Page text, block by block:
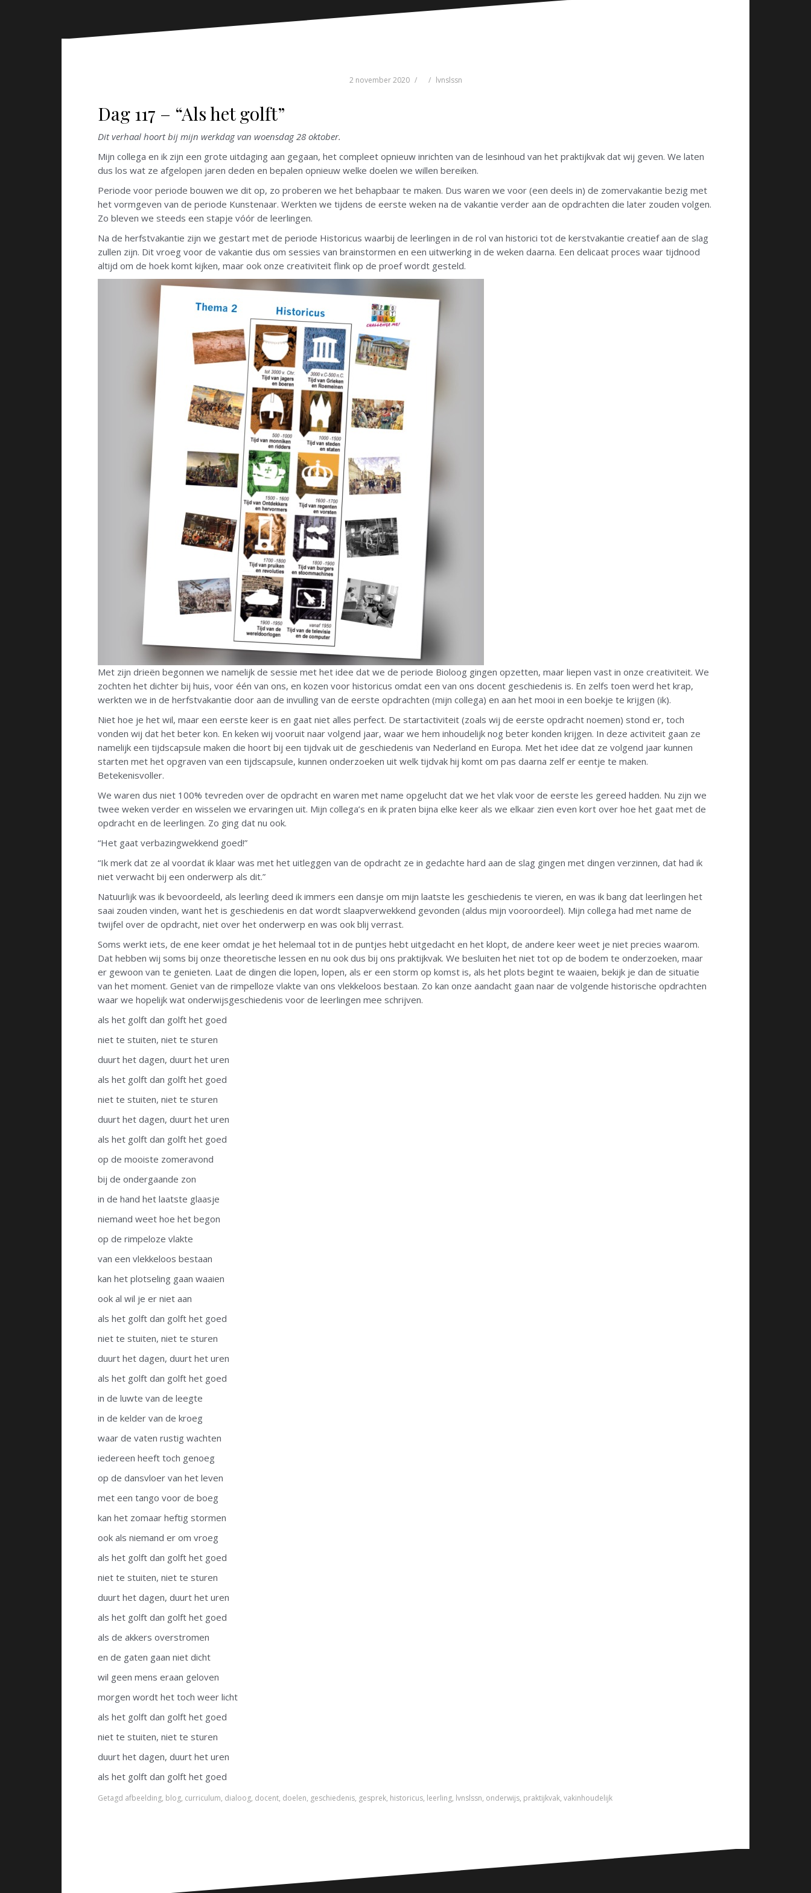
2 november 2020 lvnslssn
Dag 117 – “Als het golft”
Dit verhaal hoort bij mijn werkdag van woensdag 28 oktober.
Mijn collega en ik zijn een grote uitdaging aan gegaan, het compleet opnieuw inrichten van de lesinhoud van het praktijkvak dat wij geven. We laten
dus los wat ze afgelopen jaren deden en bepalen opnieuw welke doelen we willen bereiken.
Periode voor periode bouwen we dit op, zo proberen we het behapbaar te maken. Dus waren we voor (een deels in) de zomervakantie bezig met
het vormgeven van de periode Kunstenaar. Werkten we tijdens de eerste weken na de vakantie verder aan de opdrachten die later zouden volgen.
Zo bleven we steeds een stapje vóór de leerlingen.
Na de herfstvakantie zijn we gestart met de periode Historicus waarbij de leerlingen in de rol van historici tot de kerstvakantie creatief aan de slag
zullen zijn. Dit vroeg voor de vakantie dus om sessies van brainstormen en een uitwerking in de weken daarna. Een delicaat proces waar tijdnood
altijd om de hoek komt kijken, maar ook onze creativiteit flink op de proef wordt gesteld.
Met zijn drieën begonnen we namelijk de sessie met het idee dat we de periode Bioloog gingen opzetten, maar liepen vast in onze creativiteit. We
zochten het dichter bij huis, voor één van ons, en kozen voor historicus omdat een van ons docent geschiedenis is. En zelfs toen werd het krap,
werkten we in de herfstvakantie door aan de invulling van de eerste opdrachten (mijn collega) en aan het mooi in een boekje te krijgen (ik).
Niet hoe je het wil, maar een eerste keer is en gaat niet alles perfect. De startactiviteit (zoals wij de eerste opdracht noemen) stond er, toch
vonden wij dat het beter kon. En keken wij vooruit naar volgend jaar, waar we hem inhoudelijk nog beter konden krijgen. In deze activiteit gaan ze
namelijk een tijdscapsule maken die hoort bij een tijdvak uit de geschiedenis van Nederland en Europa. Met het idee dat ze volgend jaar kunnen
starten met het opgraven van een tijdscapsule, kunnen onderzoeken uit welk tijdvak hij komt om pas daarna zelf er eentje te maken.
Betekenisvoller.
We waren dus niet 100% tevreden over de opdracht en waren met name opgelucht dat we het vlak voor de eerste les gereed hadden. Nu zijn we
twee weken verder en wisselen we ervaringen uit. Mijn collega’s en ik praten bijna elke keer als we elkaar zien even kort over hoe het gaat met de
opdracht en de leerlingen. Zo ging dat nu ook.
“Het gaat verbazingwekkend goed!”
“Ik merk dat ze al voordat ik klaar was met het uitleggen van de opdracht ze in gedachte hard aan de slag gingen met dingen verzinnen, dat had ik
niet verwacht bij een onderwerp als dit.”
Natuurlijk was ik bevoordeeld, als leerling deed ik immers een dansje om mijn laatste les geschiedenis te vieren, en was ik bang dat leerlingen het
saai zouden vinden, want het is geschiedenis en dat wordt slaapverwekkend gevonden (aldus mijn vooroordeel). Mijn collega had met name de
twijfel over de opdracht, niet over het onderwerp en was ook blij verrast.
Soms werkt iets, de ene keer omdat je het helemaal tot in de puntjes hebt uitgedacht en het klopt, de andere keer weet je niet precies waarom.
Dat hebben wij soms bij onze theoretische lessen en nu ook dus bij ons praktijkvak. We besluiten het niet tot op de bodem te onderzoeken, maar
er gewoon van te genieten. Laat de dingen die lopen, lopen, als er een storm op komst is, als het plots begint te waaien, bekijk je dan de situatie
van het moment. Geniet van de rimpelloze vlakte van ons vlekkeloos bestaan. Zo kan onze aandacht gaan naar de volgende historische opdrachten
waar we hopelijk wat onderwijsgeschiedenis voor de leerlingen mee schrijven.
als het golft dan golft het goed
niet te stuiten, niet te sturen
duurt het dagen, duurt het uren
als het golft dan golft het goed
niet te stuiten, niet te sturen
duurt het dagen, duurt het uren
als het golft dan golft het goed
op de mooiste zomeravond
bij de ondergaande zon
in de hand het laatste glaasje
niemand weet hoe het begon
op de rimpeloze vlakte
van een vlekkeloos bestaan
kan het plotseling gaan waaien
ook al wil je er niet aan
als het golft dan golft het goed
niet te stuiten, niet te sturen
duurt het dagen, duurt het uren
als het golft dan golft het goed
in de luwte van de leegte
in de kelder van de kroeg
waar de vaten rustig wachten
iedereen heeft toch genoeg
op de dansvloer van het leven
met een tango voor de boeg
kan het zomaar heftig stormen
ook als niemand er om vroeg
als het golft dan golft het goed
niet te stuiten, niet te sturen
duurt het dagen, duurt het uren
als het golft dan golft het goed
als de akkers overstromen
en de gaten gaan niet dicht
wil geen mens eraan geloven
morgen wordt het toch weer licht
als het golft dan golft het goed
niet te stuiten, niet te sturen
duurt het dagen, duurt het uren
als het golft dan golft het goed
Getagd afbeelding, blog, curriculum, dialoog, docent, doelen, geschiedenis, gesprek, historicus, leerling, lvnslssn, onderwijs, praktijkvak, vakinhoudelijk